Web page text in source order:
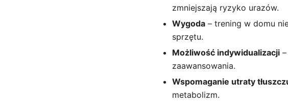
zmniejszają ryzyko urazów.
Wygoda – trening w domu
sprzętu.
Możliwość indywidualizacji
zaawansowania.
Wspomaganie utraty
metabolizm.